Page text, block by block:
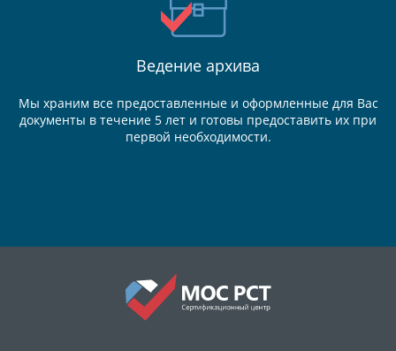
Ведение архива
Мы храним все предоставленные и оформленные для Вас
документы в течение 5 лет и готовы предоставить их при
первой необходимости.